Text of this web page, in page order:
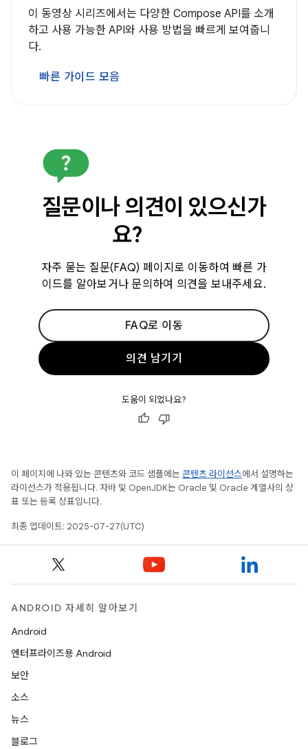
이 동영상 시리즈에서는 다양한 Compose API를 소개
하고 사용 가능한 API와 사용 방법을 빠르게 보여줍니
다.
빠른 가이드 모음
질문이나 의견이 있으신가
요?
자주 묻는 질문(FAQ) 페이지로 이동하여 빠른 가
이드를 알아보거나 문의하여 의견을 보내주세요.
FAQ로 이동
의견 남기기
도움이 되었나요?
이 페이지에 나와 있는 콘텐츠와 코드 샘플에는 콘텐츠 라이선스에서 설명하는
라이선스가 적용됩니다. 자바 및 OpenJDK는 Oracle 및 Oracle 계열사의 상
표 또는 등록 상표입니다.
최종 업데이트: 2025-07-27(UTC)
ANDROID 자세히 알아보기
Android
엔터프라이즈용 Android
보안
소스
뉴스
블로그